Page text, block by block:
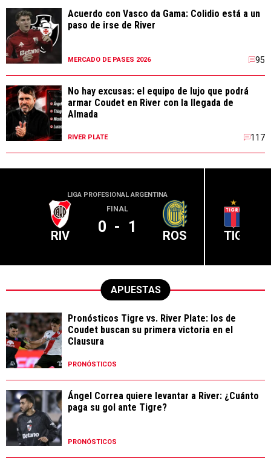
Acuerdo con Vasco da Gama: Colidio está a un
paso de irse de River
MERCADO DE PASES 2026 95
No hay excusas: el equipo de lujo que podrá
armar Coudet en River con la llegada de
Almada
RIVER PLATE 117
LIGA PROFESIONAL ARGENTINA
RIV
FINAL
0 - 1 ROS TIG
APUESTAS
Pronósticos Tigre vs. River Plate: los de
Coudet buscan su primera victoria en el
Clausura
PRONÓSTICOS
Ángel Correa quiere levantar a River: ¿Cuánto
paga su gol ante Tigre?
PRONÓSTICOS